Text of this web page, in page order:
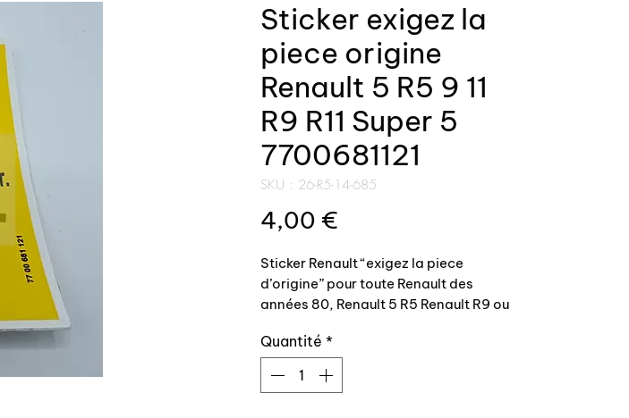
Sticker exigez la
piece origine
Renault 5 R5 9 11
R9 R11 Super 5
7700681121
SKU : 26-R5-14-685
4,00 €
Sticker Renault “exigez la piece
d’origine” pour toute Renault des
années 80, Renault 5 R5 Renault R9 ou
phase 2
Collé à l’intérieur du capot, attention il
Quantité *